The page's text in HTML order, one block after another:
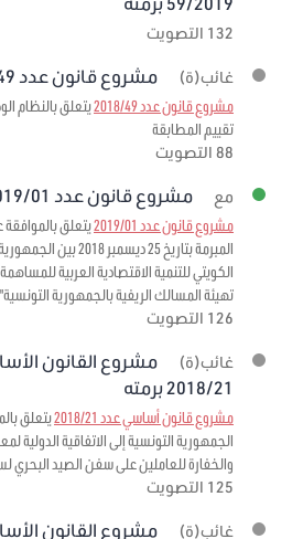
132 التصويت
غائب(ة) مشروع قانون عدد 2018/49 برمته
مشروع قانون عدد 2018/49
يتعلق بالنظام
تقييم المطابقة
88 التصويت
مع مشروع قانون عدد 2019/01 برمته
مشروع قانون عدد 2019/01
يتعلق
المبرمة بتاريخ 25
الكويتي للتنمية الاقتصادية العربية
تهيئة المسالك الريفية بالجمهورية التونسية"
126 التصويت
غائب(ة)
مشروع القانون
2018/21 برمته
مشروع قانون أساسي عدد 2018/21
يتعلق
الجمهورية التونسية إلى الاتفاقية الدولية
والخفارة للعاملين على سفن الصيد البحري لسنة
125 التصويت
غائب(ة)
مشروع القانون